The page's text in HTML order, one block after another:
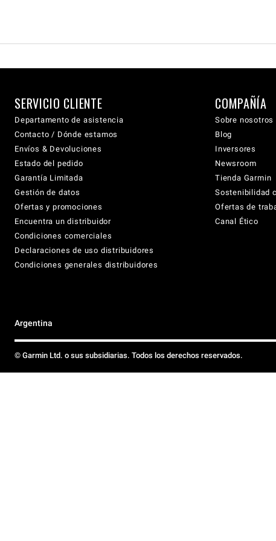
SERVICIO CLIENTE
Departamento de asistencia
Contacto / Dónde estamos
Envíos & Devoluciones
Estado del pedido
Garantía Limitada
Gestión de datos
Ofertas y promociones
Encuentra un distribuidor
Condiciones comerciales
Declaraciones de uso distribuidores
Condiciones generales distribuidores
COMPAÑÍA
Sobre nosotros
Blog
Inversores
Newsroom
Tienda Garmin
Sostenibilidad
Ofertas de
Canal Ético
Argentina
© Garmin Ltd. o sus subsidiarias. Todos los derechos reservados.